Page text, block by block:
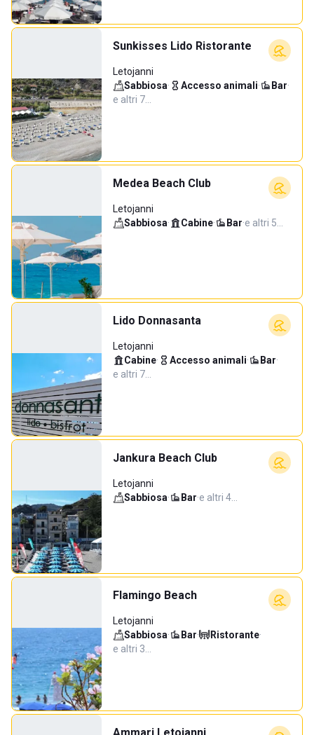
Sunkisses Lido Ristorante
Letojanni
Sabbiosa· Accesso animali· Bar·
e altri 7…
Medea Beach Club
Letojanni
Sabbiosa· Cabine· Bar·e altri 5…
Lido Donnasanta
Letojanni
Cabine· Accesso animali· Bar·
e altri 7…
Jankura Beach Club
Letojanni
Sabbiosa· Bar·e altri 4…
Flamingo Beach
Letojanni
Sabbiosa· Bar· Ristorante·
e altri 3…